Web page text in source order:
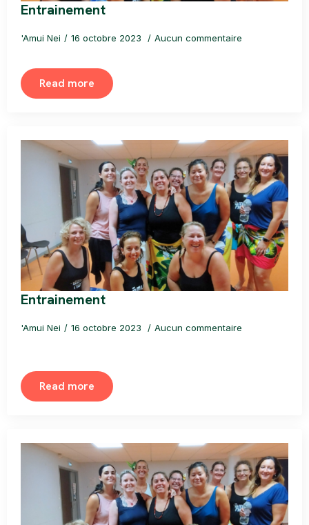
Entrainement
'Amui Nei 16 octobre 2023 Aucun commentaire
Read more
Entrainement
'Amui Nei 16 octobre 2023 Aucun commentaire
Read more